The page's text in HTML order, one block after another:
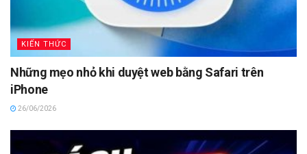
KIẾN THỨC
Những mẹo nhỏ khi duyệt web bằng Safari trên
iPhone
26/06/2026